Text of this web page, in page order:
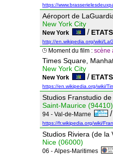
https://
Aéroport de
New York City
New York /
http://en.wikipedia.org/wiki/
Moment du film : scène
Times Square,
New York City
New York /
https://en.wikipedia.org/wiki/
Studios Franstudio
Saint-Maurice (94410)
94 - Val-de-Marne /
https://fr.wikipedia.org/wiki/
Studios Riviera (de la
Nice (06000)
06 - Alpes-Maritimes